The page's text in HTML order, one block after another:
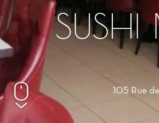
105 Rue